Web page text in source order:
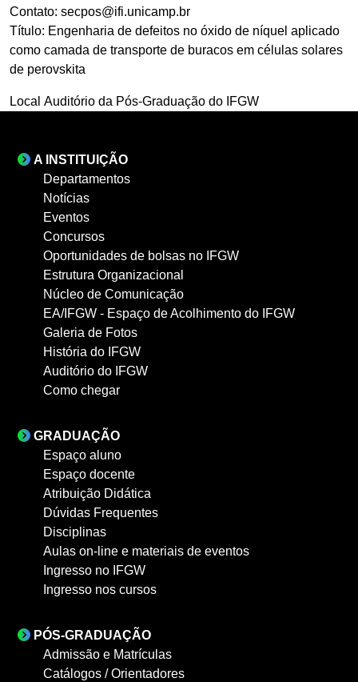
Contato: secpos@ifi.unicamp.br
Título: Engenharia de defeitos no óxido de níquel aplicado
como camada de transporte de buracos em células solares
de perovskita
Local Auditório da Pós-Graduação do IFGW
A INSTITUIÇÃO
Departamentos
Notícias
Eventos
Concursos
Oportunidades de bolsas no IFGW
Estrutura Organizacional
Núcleo de Comunicação
EA/IFGW - Espaço de Acolhimento do IFGW
Galeria de Fotos
História do IFGW
Auditório do IFGW
Como chegar
GRADUAÇÃO
Espaço aluno
Espaço docente
Atribuição Didática
Dúvidas Frequentes
Disciplinas
Aulas on-line e materiais de eventos
Ingresso no IFGW
Ingresso nos cursos
PÓS-GRADUAÇÃO
Admissão e Matrículas
Catálogos / Orientadores